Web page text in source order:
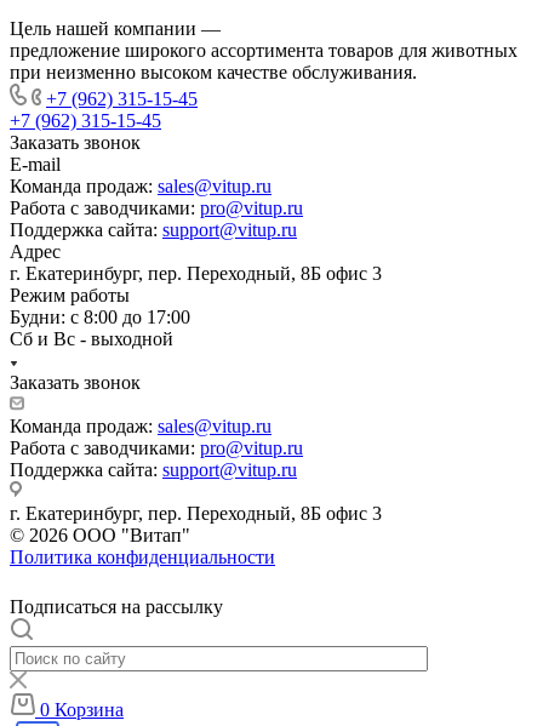
Цель нашей компании —
предложение широкого ассортимента товаров для животных
при неизменно высоком качестве обслуживания.
+7 (962) 315-15-45
+7 (962) 315-15-45
Заказать звонок
E-mail
Команда продаж: sales@vitup.ru
Работа с заводчиками: pro@vitup.ru
Поддержка сайта: support@vitup.ru
Адрес
г. Екатеринбург, пер. Переходный, 8Б офис 3
Режим работы
Будни: с 8:00 до 17:00
Сб и Вс - выходной
Заказать звонок
Команда продаж: sales@vitup.ru
Работа с заводчиками: pro@vitup.ru
Поддержка сайта: support@vitup.ru
г. Екатеринбург, пер. Переходный, 8Б офис 3
© 2026 ООО "Витап"
Политика конфиденциальности
Подписаться на рассылку
0 Корзина